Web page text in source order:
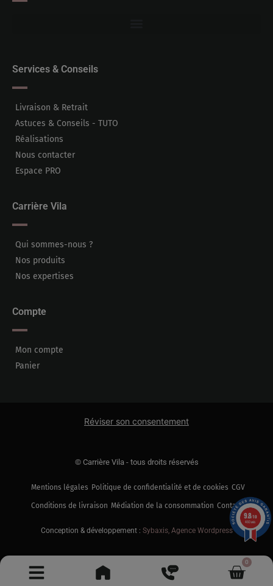
0
Services & Conseils
Livraison & Retrait
Astuces & Conseils - TUTO
Réalisations
Nous contacter
Espace PRO
Carrière Vila
Qui sommes-nous ?
Nos produits
Nos expertises
Compte
Mon compte
Panier
Réviser son consentement
© Carrière Vila - tous droits réservés
Mentions légales Politique de confidentialité et de cookies CGV
Conditions de livraison Médiation de la consommation Contact
Conception & développement : Sybaxis, Agence Wordpress
9.8/10
460 avis